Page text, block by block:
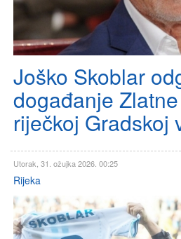
Joško Skoblar
događanje
riječkoj Gradskoj
Utorak, 31. ožujka 2026. 00:25
Rijeka